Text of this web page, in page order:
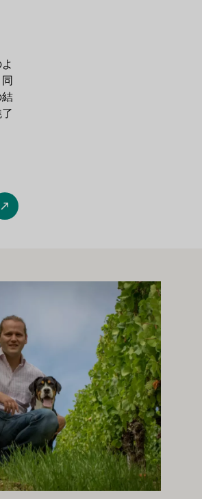
追加
ウェブサイトへ